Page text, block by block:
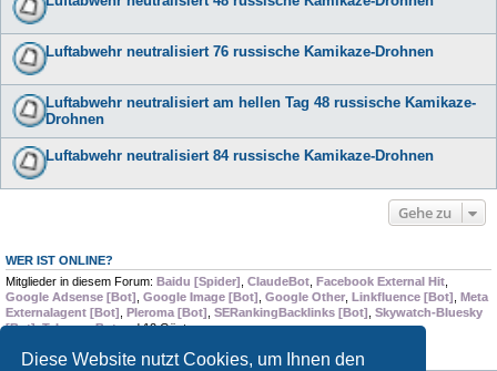
Diese Website nutzt Cookies, um Ihnen den
Luftabwehr neutralisiert 76 russische Kamikaze-Drohnen
Luftabwehr neutralisiert am hellen Tag 48 russische Kamikaze-
Drohnen
Luftabwehr neutralisiert 84 russische Kamikaze-Drohnen
Gehe zu
WER IST ONLINE?
Mitglieder in diesem Forum: Baidu [Spider] ClaudeBot Facebook External Hit
Google Adsense [Bot] Google Image [Bot] Google Other Linkfluence [Bot] Meta
Externalagent [Bot] Pleroma [Bot] SERankingBacklinks [Bot] Skywatch-Bluesky
[Bot],TelegramBotund 12 Gäste